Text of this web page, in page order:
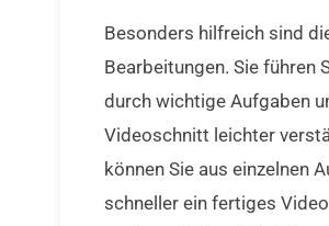
Besonders hilfreich sind
Bearbeitungen. Sie führen
durch wichtige Aufgaben
Videoschnitt leichter
können Sie aus einzelnen
schneller ein fertiges